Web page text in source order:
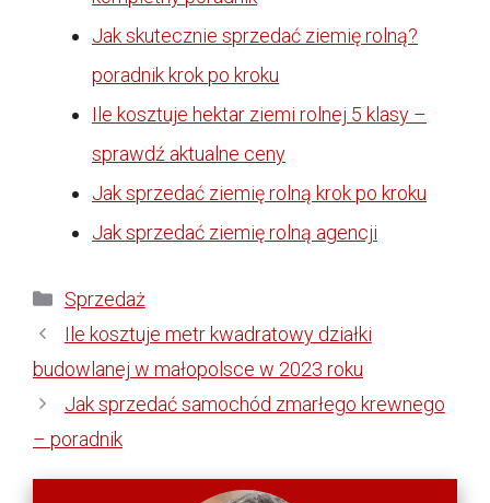
Jak skutecznie sprzedać ziemię rolną?
poradnik krok po kroku
Ile kosztuje hektar ziemi rolnej 5 klasy –
sprawdź aktualne ceny
Jak sprzedać ziemię rolną krok po kroku
Jak sprzedać ziemię rolną agencji
Kategorie
Sprzedaż
Ile kosztuje metr kwadratowy działki
budowlanej w małopolsce w 2023 roku
Jak sprzedać samochód zmarłego krewnego
– poradnik